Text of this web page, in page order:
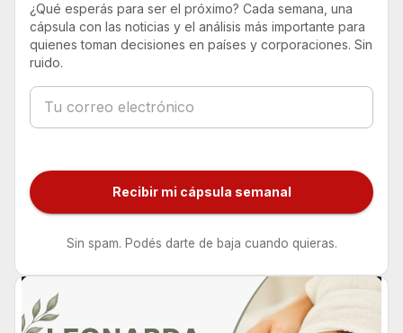
¿Qué esperás para ser el próximo? Cada semana, una
cápsula con las noticias y el análisis más importante para
quienes toman decisiones en países y corporaciones. Sin
ruido.
Recibir mi cápsula semanal
Sin spam. Podés darte de baja cuando quieras.